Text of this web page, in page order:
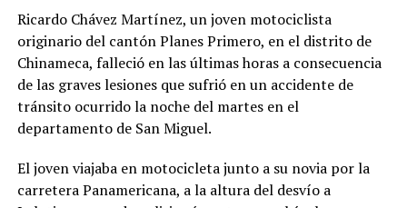
Ese diagnóstico es compartido por otros organismos
internacionales que están proyectando no sólo una
disminución en el costo de la vida en Latinoamérica, sino
también a nivel global.
Comparte esto:
Afortunadamente, ha
sido localizado sin ser
víctima de ningún
delito.
pic.twitter.com/
Ricardo Chávez Martínez, un joven motociclista
originario del cantón Planes Primero, en el distrito de
Chinameca, falleció en las últimas horas a consecuencia
de las graves lesiones que sufrió en un accidente de
tránsito ocurrido la noche del martes en el
departamento de San Miguel.
El joven viajaba en motocicleta junto a su novia por la
carretera Panamericana, a la altura del desvío a